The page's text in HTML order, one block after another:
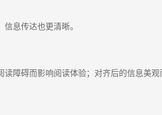
息传达也更清晰。
障碍而影响阅读体验；对齐后的信息美观